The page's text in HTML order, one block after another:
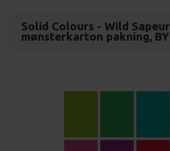
Solid Colours - Wild
mønsterkarton pakning,